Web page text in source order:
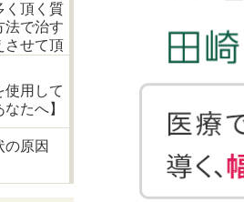
く頂く質
で治す
させて頂
使用して
たへ】
の原因